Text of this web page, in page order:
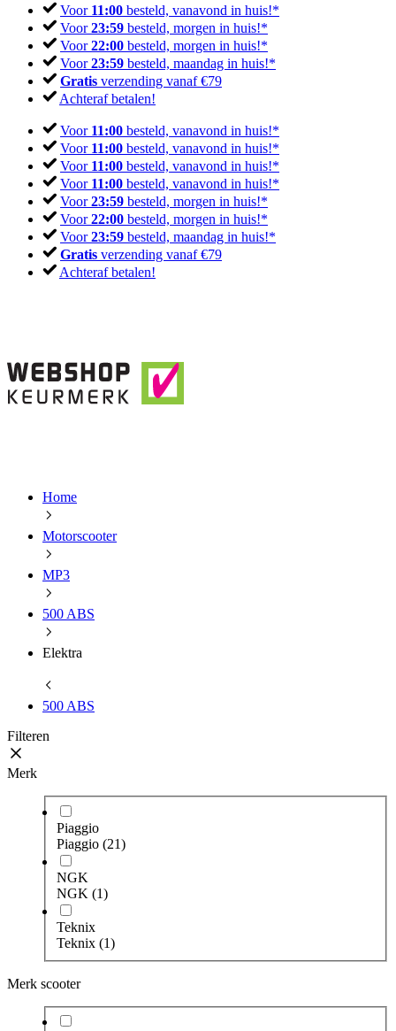
Voor 11:00 besteld, vanavond in huis!*
Voor23:59 besteld, morgen in huis!*
Voor22:00 besteld, morgen in huis!*
Voor23:59 besteld, maandag in huis!*
Gratis verzending vanaf €79
Achteraf betalen!
Voor 11:00 besteld, vanavond in huis!*
Voor 11:00 besteld, vanavond in huis!*
Voor 11:00 besteld, vanavond in huis!*
Voor 11:00 besteld, vanavond in huis!*
Voor23:59 besteld, morgen in huis!*
Voor22:00 besteld, morgen in huis!*
Voor23:59 besteld, maandag in huis!*
Gratis verzending vanaf €79
Achteraf betalen!
Home
Motorscooter
MP3
500 ABS
Elektra
500 ABS
Filteren
Merk
Piaggio
Piaggio (21)
NGK
NGK (1)
Teknix
Teknix (1)
Merk scooter